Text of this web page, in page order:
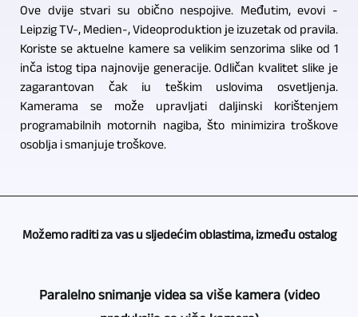
Ove dvije stvari su obično nespojive. Međutim, evovi -
Leipzig TV-, Medien-, Videoproduktion je izuzetak od pravila.
Koriste se aktuelne kamere sa velikim senzorima slike od 1
inča istog tipa najnovije generacije. Odličan kvalitet slike je
zagarantovan čak iu teškim uslovima osvetljenja.
Kamerama se može upravljati daljinski korištenjem
programabilnih motornih nagiba, što minimizira troškove
osoblja i smanjuje troškove.
Možemo raditi za vas u sljedećim oblastima, između ostalog
Paralelno snimanje videa sa više kamera (video